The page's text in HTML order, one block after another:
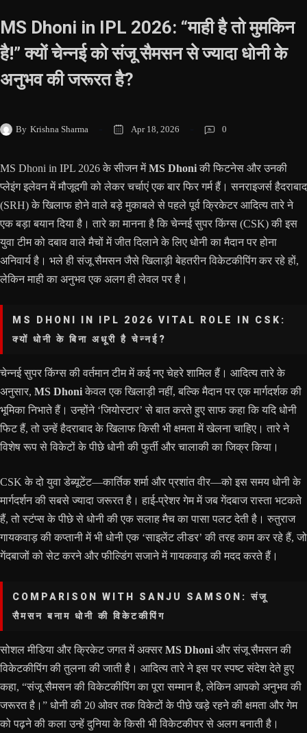
MS Dhoni in IPL 2026: “माही है तो मुमकिन
है!” क्यों चेन्नई को संजू सैमसन से ज्यादा धोनी के
अनुभव की जरूरत है?
By Krishna Sharma Apr 18, 2026 0
MS Dhoni in IPL 2026 के सीजन मेंMS Dhoniकी फिटनेस और उनकी
प्लेइंग इलेवन में मौजूदगी को लेकर चर्चाएं एक बार फिर गर्म हैं। सनराइजर्स हैदराबाद
(SRH) के खिलाफ होने वाले बड़े मुकाबले से पहले पूर्व क्रिकेटर आदित्य तारे ने
एक बड़ा बयान दिया है। तारे का मानना है कि चेन्नई सुपर किंग्स (CSK) की इस
युवा टीम को दबाव वाले मैचों में जीत दिलाने के लिए धोनी का मैदान पर होना
अनिवार्य है। भले ही संजू सैमसन जैसे खिलाड़ी बेहतरीन विकेटकीपिंग कर रहे हों,
लेकिन माही का अनुभव एक अलग ही लेवल पर है।
MS DHONI IN IPL 2026 VITAL ROLE IN CSK:
क्यों धोनी के बिना अधूरी है चेन्नई?
चेन्नई सुपर किंग्स की वर्तमान टीम में कई नए चेहरे शामिल हैं। आदित्य तारे के
अनुसार, MS Dhoniकेवल एक खिलाड़ी नहीं, बल्कि मैदान पर एक मार्गदर्शक की
भूमिका निभाते हैं। उन्होंने ‘जियोस्टार’ से बात करते हुए साफ कहा कि यदि धोनी
फिट हैं, तो उन्हें हैदराबाद के खिलाफ किसी भी क्षमता में खेलना चाहिए। तारे ने
विशेष रूप से विकेटों के पीछे धोनी की फुर्ती और चालाकी का जिक्र किया।
CSK के दो युवा डेब्यूटेंट—कार्तिक शर्मा और प्रशांत वीर—को इस समय धोनी के
मार्गदर्शन की सबसे ज्यादा जरूरत है। हाई-प्रेशर गेम में जब गेंदबाज रास्ता भटकते
हैं, तो स्टंप्स के पीछे से धोनी की एक सलाह मैच का पासा पलट देती है। रुतुराज
गायकवाड़ की कप्तानी में भी धोनी एक ‘साइलेंट लीडर’ की तरह काम कर रहे हैं, जो
गेंदबाजों को सेट करने और फील्डिंग सजाने में गायकवाड़ की मदद करते हैं।
COMPARISON WITH SANJU SAMSON: संजू
सैमसन बनाम धोनी की विकेटकीपिंग
सोशल मीडिया और क्रिकेट जगत में अक्सर MS Dhoni और संजू सैमसन की
विकेटकीपिंग की तुलना की जाती है। आदित्य तारे ने इस पर स्पष्ट संदेश देते हुए
कहा, “संजू सैमसन की विकेटकीपिंग का पूरा सम्मान है, लेकिन आपको अनुभव की
जरूरत है।” धोनी की 20 ओवर तक विकेटों के पीछे खड़े रहने की क्षमता और गेम
को पढ़ने की कला उन्हें दुनिया के किसी भी विकेटकीपर से अलग बनाती है।